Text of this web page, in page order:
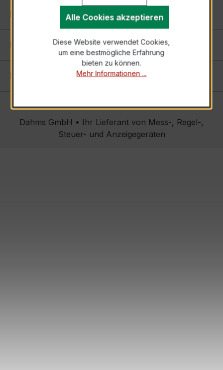
Kontakt
Informationen
Einstellungen
Dahms GmbH • Ihr Lieferant von Mess-, Regel-,
Steuer- und Anzeigegeräten
Alle Cookies akzeptieren
Diese Website verwendet Cookies,
um eine bestmögliche Erfahrung
bieten zu können.
Mehr Informationen ...